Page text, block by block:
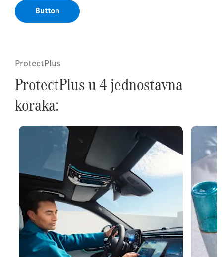
Button
ProtectPlus
ProtectPlus u 4 jednostavna
koraka: